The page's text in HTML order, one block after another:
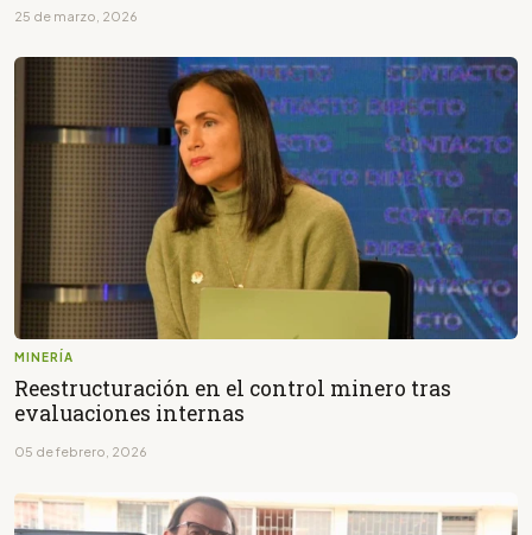
25 de marzo, 2026
MINERÍA
Reestructuración en el control minero tras
evaluaciones internas
05 de febrero, 2026